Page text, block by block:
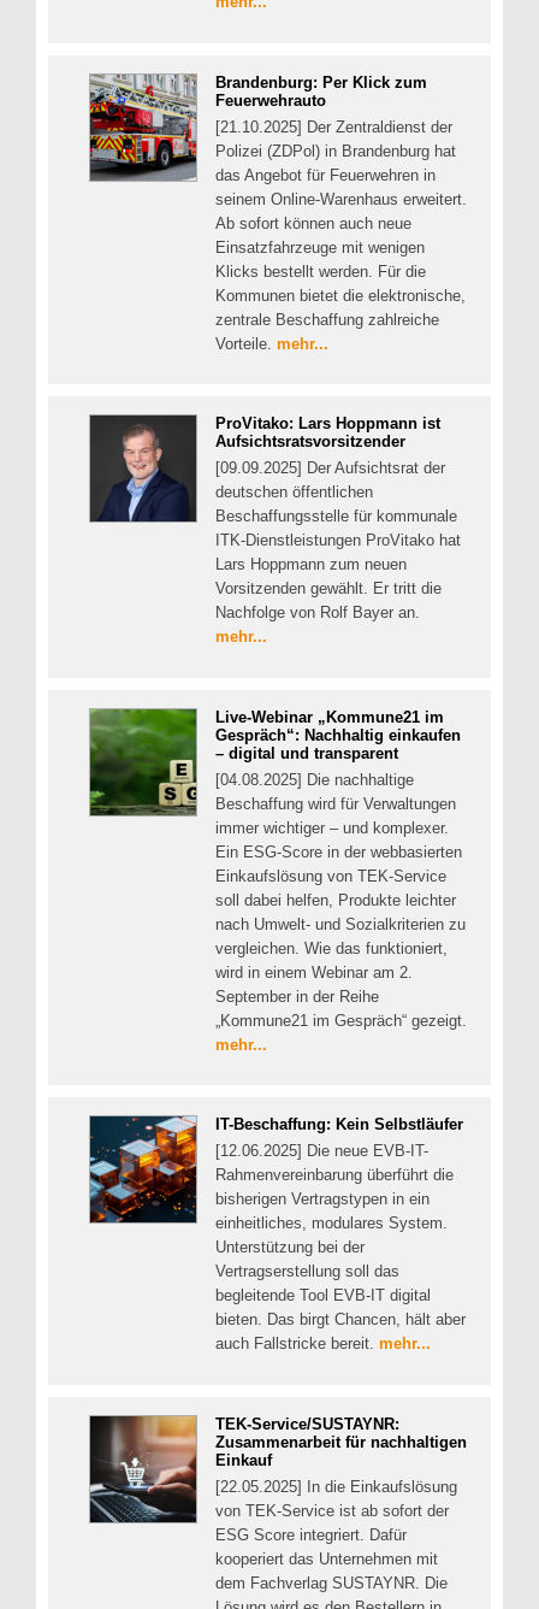
Brandenburg: Per Klick zum
Feuerwehrauto
[21.10.2025] Der Zentraldienst der
Polizei (ZDPol) in Brandenburg hat
das Angebot für Feuerwehren in
seinem Online-Warenhaus erweitert.
Ab sofort können auch neue
Einsatzfahrzeuge mit wenigen
Klicks bestellt werden. Für die
Kommunen bietet die elektronische,
zentrale Beschaffung zahlreiche
Vorteile. mehr...
ProVitako: Lars Hoppmann ist
Aufsichtsratsvorsitzender
[09.09.2025] Der Aufsichtsrat der
deutschen öffentlichen
Beschaffungsstelle für kommunale
ITK-Dienstleistungen ProVitako hat
Lars Hoppmann zum neuen
Vorsitzenden gewählt. Er tritt die
Nachfolge von Rolf Bayer an.
mehr...
Live-Webinar „Kommune21 im
Gespräch“: Nachhaltig einkaufen
– digital und transparent
[04.08.2025] Die nachhaltige
Beschaffung wird für Verwaltungen
immer wichtiger – und komplexer.
Ein ESG-Score in der webbasierten
Einkaufslösung von TEK-Service
soll dabei helfen, Produkte leichter
nach Umwelt- und Sozialkriterien zu
vergleichen. Wie das funktioniert,
wird in einem Webinar am 2.
September in der Reihe
„Kommune21 im Gespräch“ gezeigt.
mehr...
IT-Beschaffung: Kein Selbstläufer
[12.06.2025] Die neue EVB-IT-
Rahmenvereinbarung überführt die
bisherigen Vertragstypen in ein
einheitliches, modulares System.
Unterstützung bei der
Vertragserstellung soll das
begleitende Tool EVB-IT digital
bieten. Das birgt Chancen, hält aber
auch Fallstricke bereit. mehr...
TEK-Service/SUSTAYNR:
Zusammenarbeit für nachhaltigen
Einkauf
[22.05.2025] In die Einkaufslösung
von TEK-Service ist ab sofort der
ESG Score integriert. Dafür
kooperiert das Unternehmen mit
dem Fachverlag SUSTAYNR. Die